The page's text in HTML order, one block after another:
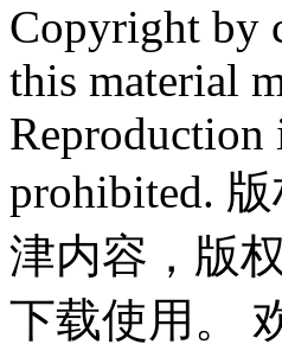
Copyright by
this material
prohibited.
津内容，版
下载使用。